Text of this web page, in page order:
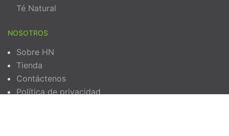
Té Natural
NOSOTROS
Sobre HN
Tienda
Contáctenos
Política de privacidad